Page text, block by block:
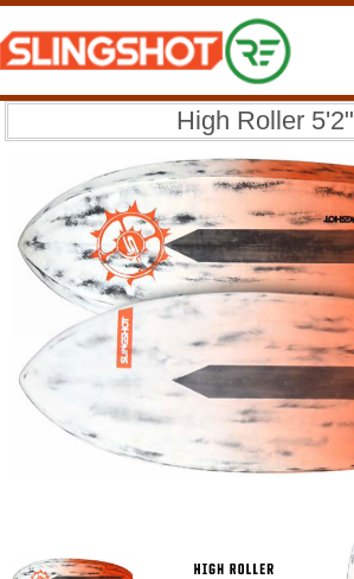
High Roller 5'2"